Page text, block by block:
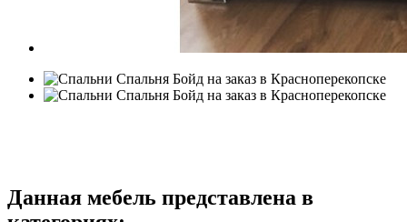
Данная мебель представлена в